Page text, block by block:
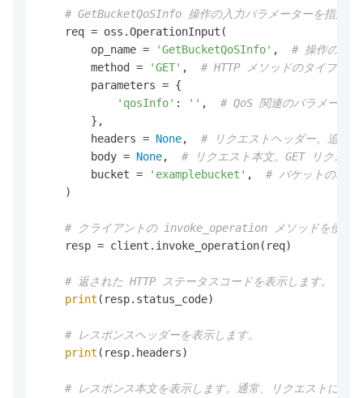
# GetBucketQoSInfo 操作の入力パラメーターを指定し
    req = oss.OperationInput(
        op_name =
'GetBucketQoSInfo' , # 操作の名前
        method =
'GET' , # HTTP メソッドのタイプ。
        parameters = {
'qosInfo' : '' , # QoS 関連のパラメータ
        },
        headers =
None, # リクエストヘッダー。追加
        body =
None, # リクエスト本文。GET リクエス
        bucket =
'examplebucket' , # バケットの名前
    )
# クライアントの invoke_operation メソッドを使用し
    resp = client.invoke_operation(req)
# 返された HTTP ステータスコードを表示します。
print (resp.status_code)
# レスポンスヘッダーを表示します。
print (resp.headers)
# レスポンス本文を表示します。通常、リクエストによ